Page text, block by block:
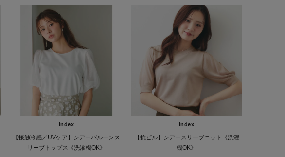
index
【接触冷感／UVケア】シアーバルーンス
リーブトップス《洗濯機OK》
index
【抗ピル】シアースリーブニット《洗濯
機OK》